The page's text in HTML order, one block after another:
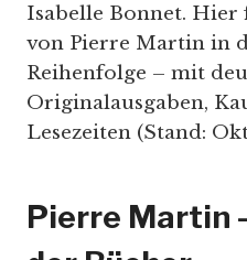
Isabelle Bonnet. Hier
von Pierre Martin in
Reihenfolge – mit
Originalausgaben,
Lesezeiten (Stand:
Pierre Martin